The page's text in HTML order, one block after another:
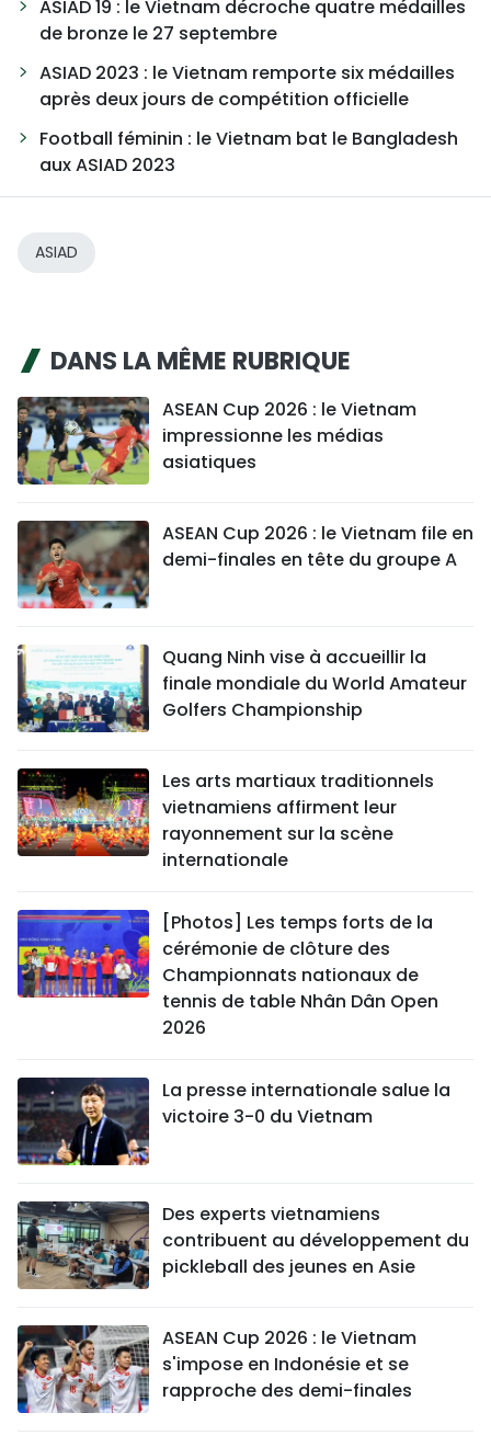
ASIAD 19 : le Vietnam décroche quatre médailles
de bronze le 27 septembre
ASIAD 2023 : le Vietnam remporte six médailles
après deux jours de compétition officielle
Football féminin : le Vietnam bat le Bangladesh
aux ASIAD 2023
ASIAD
DANS LA MÊME RUBRIQUE
ASEAN Cup 2026 : le Vietnam
impressionne les médias
asiatiques
ASEAN Cup 2026 : le Vietnam file en
demi-finales en tête du groupe A
Quang Ninh vise à accueillir la
finale mondiale du World Amateur
Golfers Championship
Les arts martiaux traditionnels
vietnamiens affirment leur
rayonnement sur la scène
internationale
[Photos] Les temps forts de la
cérémonie de clôture des
Championnats nationaux de
tennis de table Nhân Dân Open
2026
La presse internationale salue la
victoire 3-0 du Vietnam
Des experts vietnamiens
contribuent au développement du
pickleball des jeunes en Asie
ASEAN Cup 2026 : le Vietnam
s'impose en Indonésie et se
rapproche des demi-finales